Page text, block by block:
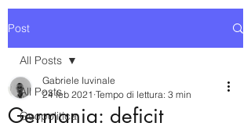
Post
All Posts
Geopolitica
All Posts
Germania: deficit
Gabriele Iuvinale
24 feb 2021 Tempo di lettura: 3 min